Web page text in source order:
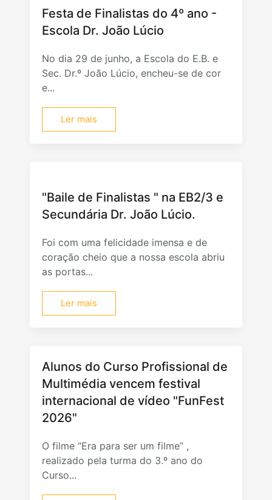
Festa de Finalistas do 4º ano -
Escola Dr. João Lúcio
No dia 29 de junho, a Escola do E.B. e
Sec. Dr.º João Lúcio, encheu-se de cor
e...
Ler mais
"Baile de Finalistas " na EB2/3 e
Secundária Dr. João Lúcio.
Foi com uma felicidade imensa e de
coração cheio que a nossa escola abriu
as portas...
Ler mais
Alunos do Curso Profissional de
Multimédia vencem festival
internacional de vídeo "FunFest
2026"
O filme “Era para ser um filme” ,
realizado pela turma do 3.º ano do
Curso...